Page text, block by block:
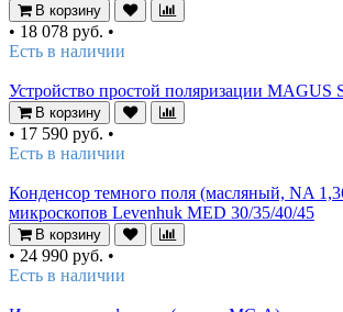
В корзину
• 18 078 руб. •
Есть в наличии
Устройство простой поляризации MAGUS
В корзину
• 17 590 руб. •
Есть в наличии
Конденсор темного поля (масляный, NA
микроскопов Levenhuk MED 30/35/40/45
В корзину
• 24 990 руб. •
Есть в наличии